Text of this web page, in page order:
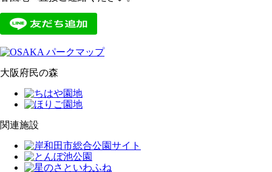
大阪府民の森
関連施設